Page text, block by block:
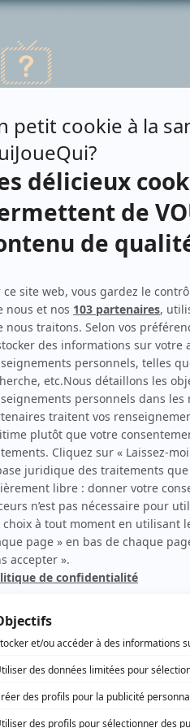
LISTE DES PERSONNES
Contributions
Eva et Evelyne
La maisonnée: Chère
Therrien carbure à son petit écran.
de 1996 à 2001. Sa spécialité: la télé